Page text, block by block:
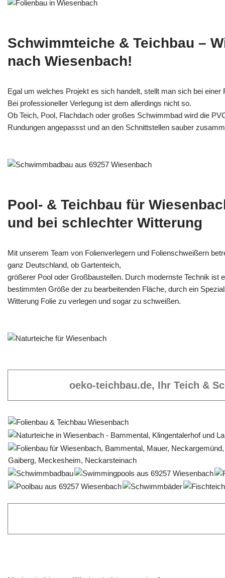
Schwimmteiche & Teichbau –
nach Wiesenbach!
Egal um welches Projekt es sich handelt, stellt man sich bei einer
Bei professioneller Verlegung ist dem allerdings nicht so.
Ob Teich, Pool, Flachdach oder großes Schwimmbad wird die
Rundungen angepassst und an den Schnittstellen sauber
Pool- & Teichbau für
und bei schlechter Witterung
Mit unserem Team von Folienverlegern und Folien­schweißern
ganz Deutschland, ob Gartenteich,
größerer Pool oder Großbaustellen. Durch modernste Technik ist
bestimmten Größe der zu bearbeitenden Fläche, durch ein
Witterung Folie zu verlegen und sogar zu schweißen.
oeko-teichbau.de, Ihr Teich &